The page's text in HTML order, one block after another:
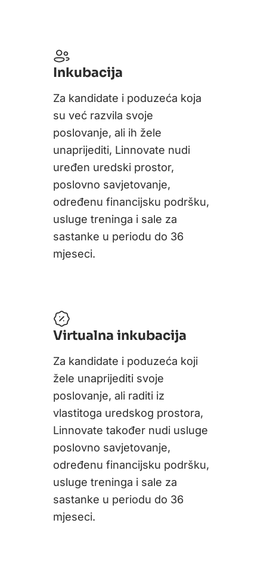
Inkubacija
Za kandidate i poduzeća koja
su već razvila svoje
poslovanje, ali ih žele
unaprijediti, Linnovate nudi
uređen uredski prostor,
poslovno savjetovanje,
određenu financijsku podršku,
usluge treninga i sale za
sastanke u periodu do 36
mjeseci.
Virtualna inkubacija
Za kandidate i poduzeća koji
žele unaprijediti svoje
poslovanje, ali raditi iz
vlastitoga uredskog prostora,
Linnovate također nudi usluge
poslovno savjetovanje,
određenu financijsku podršku,
usluge treninga i sale za
sastanke u periodu do 36
mjeseci.